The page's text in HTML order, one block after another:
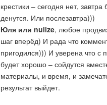
крестики – сегодня нет, завтра
денутся. Или послезавтра)))
Юля или nulize, любое
шаг вперёд) И рада что
пригодился))) И уверена что с
будет хорошо – сойдутся
материалы, и время, и
результат выйдет.